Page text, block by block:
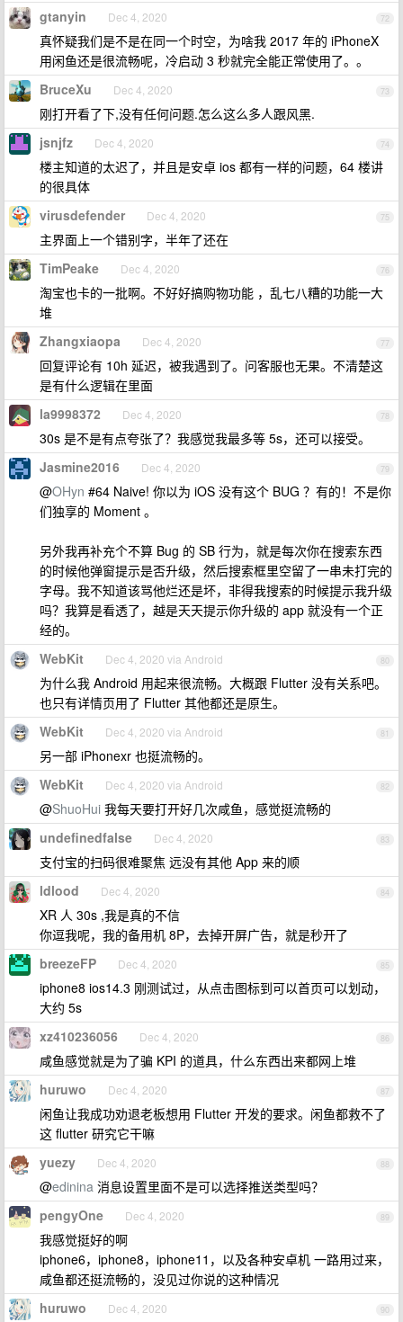
72
gtanyin Dec 4, 2020
真怀疑我们是不是在同一个时空，为啥我 2017 年的 iPhoneX
用闲鱼还是很流畅呢，冷启动 3 秒就完全能正常使用了。。
73
BruceXu Dec 4, 2020
刚打开看了下,没有任何问题.怎么这么多人跟风黑.
74
jsnjfz Dec 4, 2020
楼主知道的太迟了，并且是安卓 ios 都有一样的问题，64 楼讲
的很具体
75
virusdefender Dec 4, 2020
主界面上一个错别字，半年了还在
76
TimPeake Dec 4, 2020
淘宝也卡的一批啊。不好好搞购物功能 ，乱七八糟的功能一大
堆
77
Zhangxiaopa Dec 4, 2020
回复评论有 10h 延迟，被我遇到了。问客服也无果。不清楚这
是有什么逻辑在里面
78
la9998372 Dec 4, 2020
30s 是不是有点夸张了？我感觉我最多等 5s，还可以接受。
79
Jasmine2016 Dec 4, 2020
@OHyn #64 Naive! 你以为 iOS 没有这个 BUG ？有的！不是你
们独享的 Moment 。
另外我再补充个不算 Bug 的 SB 行为，就是每次你在搜索东西
的时候他弹窗提示是否升级，然后搜索框里空留了一串未打完的
字母。我不知道该骂他烂还是坏，非得我搜索的时候提示我升级
吗？我算是看透了，越是天天提示你升级的 app 就没有一个正
经的。
80
WebKit Dec 4, 2020 via Android
为什么我 Android 用起来很流畅。大概跟 Flutter 没有关系吧。
也只有详情页用了 Flutter 其他都还是原生。
81
WebKit Dec 4, 2020 via Android
另一部 iPhonexr 也挺流畅的。
82
WebKit Dec 4, 2020 via Android
@ShuoHui 我每天要打开好几次咸鱼，感觉挺流畅的
83
undefinedfalse Dec 4, 2020
支付宝的扫码很难聚焦 远没有其他 App 来的顺
84
ldlood Dec 4, 2020
XR 人 30s ,我是真的不信
你逗我呢，我的备用机 8P，去掉开屏广告，就是秒开了
85
breezeFP Dec 4, 2020
iphone8 ios14.3 刚测试过，从点击图标到可以首页可以划动，
大约 5s
86
xz410236056 Dec 4, 2020
咸鱼感觉就是为了骗 KPI 的道具，什么东西出来都网上堆
87
huruwo Dec 4, 2020
闲鱼让我成功劝退老板想用 Flutter 开发的要求。闲鱼都救不了
这 flutter 研究它干嘛
88
yuezy Dec 4, 2020
@edinina 消息设置里面不是可以选择推送类型吗？
89
pengyOne Dec 4, 2020
我感觉挺好的啊
iphone6，iphone8，iphone11，以及各种安卓机 一路用过来，
咸鱼都还挺流畅的，没见过你说的这种情况
90
huruwo Dec 4, 2020